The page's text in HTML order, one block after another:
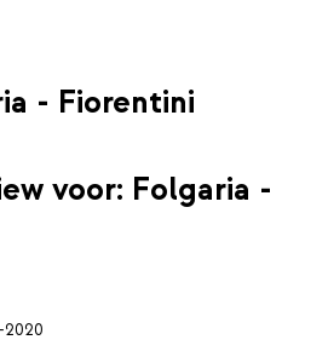
- Fiorentini
voor: Folgaria -